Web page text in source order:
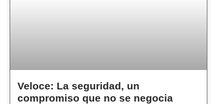
Veloce: La seguridad, un
compromiso que no se negocia